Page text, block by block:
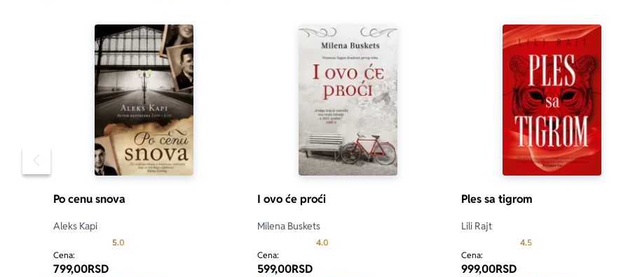
Pomeranje sadržaja slajdera u levo
Po cenu snova
Aleks Kapi
5.0
Cena:
799,00RSD
I ovo će proći
Milena Buskets
4.0
Cena:
599,00RSD
Ples sa tigrom
Lili Rajt
4.5Prosecna ocena je 4.5 od
Cena:
999,00RSD